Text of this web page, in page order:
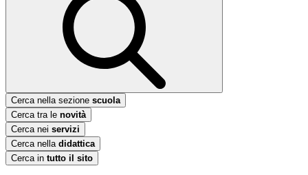
Cerca nella sezione scuola
Cerca tra le novità
Cerca nei servizi
Cerca nella didattica
Cerca in tutto il sito